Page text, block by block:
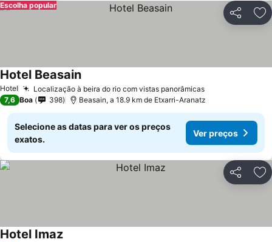
Partilhar
Escolha popular
Hotel Localização à beira do rio com vistas panorâmicas
Hotel Beasain
7,6 Boa 398 Beasain, a 18.9 km de Etxarri-Aranatz
Selecione as datas para ver os preços
exatos.
Ver preços
Partilhar
Hotel Imaz